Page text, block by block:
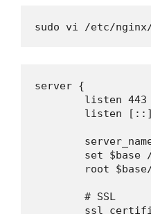
sudo vi /etc/
server {
listen 443
listen
set $base
root
        # SSL